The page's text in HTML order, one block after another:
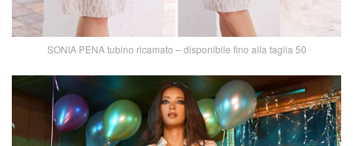
SONIA PENA tubino ricamato – disponibile fino alla taglia 50